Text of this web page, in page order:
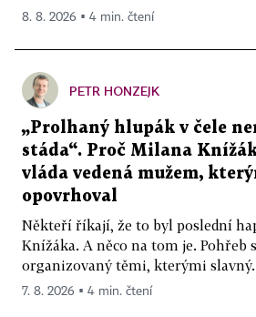
8. 8. 2026 ▪ 4 min. čtení
PETR HONZEJK
„Prolhaný hlupák v čele
stáda“. Proč Milana
vláda vedená mužem,
opovrhoval
Někteří říkají, že to byl poslední
Knížáka. A něco na tom je. Pohřeb
organizovaný těmi, kterými
7. 8. 2026 ▪ 4 min. čtení